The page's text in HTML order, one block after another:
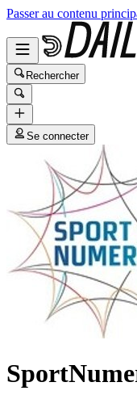
Passer au contenu
Rechercher
Se connecter